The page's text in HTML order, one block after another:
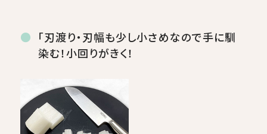
「刃渡り・刃幅も少し小さめなので手に馴
染む！小回りがきく！